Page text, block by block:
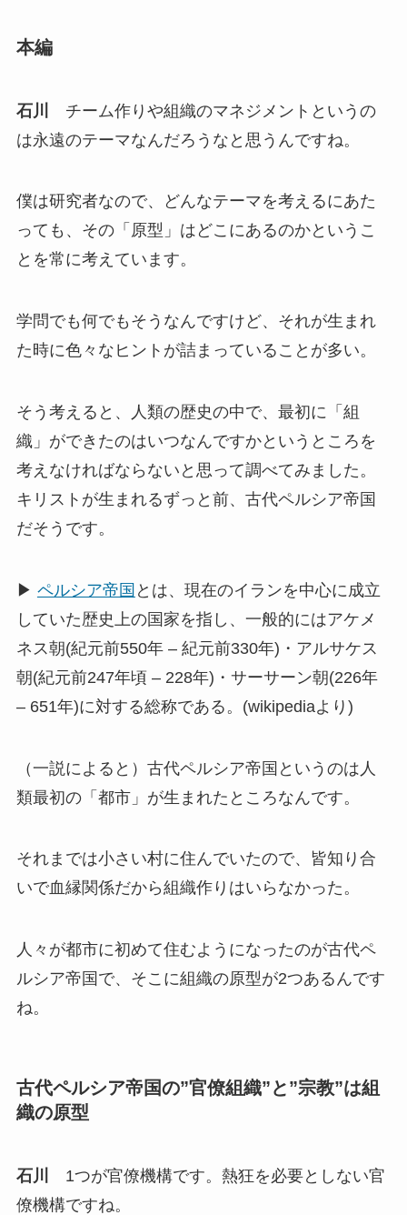
本編
石川
チーム作りや組織のマネジメントというの
は永遠のテーマなんだろうなと思うんですね。
僕は研究者なので、どんなテーマを考えるにあた
っても、その「原型」はどこにあるのかというこ
とを常に考えています。
学問でも何でもそうなんですけど、それが生まれ
た時に色々なヒントが詰まっていることが多い。
そう考えると、人類の歴史の中で、最初に「組
織」ができたのはいつなんですかというところを
考えなければならないと思って調べてみました。
キリストが生まれるずっと前、古代ペルシア帝国
だそうです。
▶ ペルシア帝国 とは、現在のイランを中心に成立
していた歴史上の国家を指し、一般的にはアケメ
ネス朝(紀元前550年 – 紀元前330年)・アルサケス
朝(紀元前247年頃 – 228年)・サーサーン朝(226年
– 651年)に対する総称である。(wikipediaより)
（一説によると）古代ペルシア帝国というのは人
類最初の「都市」が生まれたところなんです。
それまでは小さい村に住んでいたので、皆知り合
いで血縁関係だから組織作りはいらなかった。
人々が都市に初めて住むようになったのが古代ペ
ルシア帝国で、そこに組織の原型が2つあるんです
ね。
古代ペルシア帝国の”官僚組織”と”宗教”は組
織の原型
石川
1つが官僚機構です。熱狂を必要としない官
僚機構ですね。